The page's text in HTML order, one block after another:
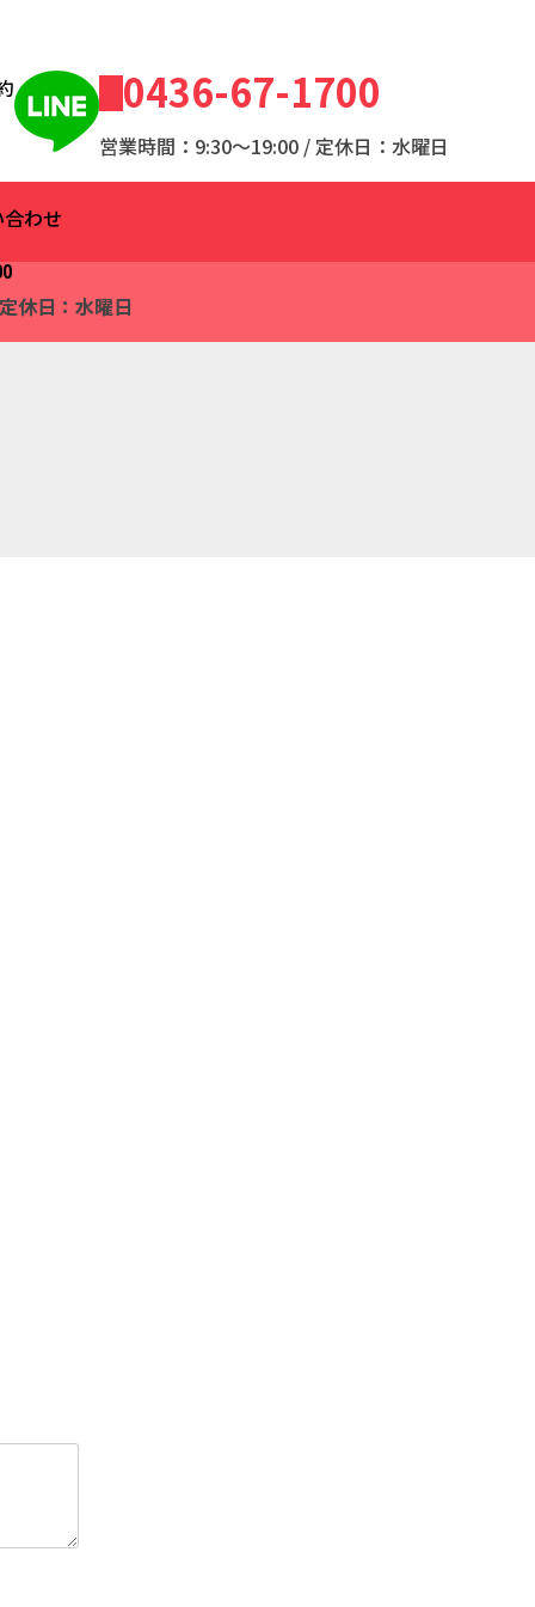
0436-67-1700
営業時間：9:30～19:00 / 定休日：水曜日
わせ
休日：水曜日